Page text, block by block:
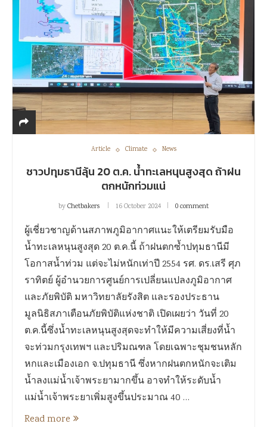
Article Climate News
ชาวปทุมธานีลุ้น 20 ต.ค. น้ำทะเลหนุนสูงสุด ถ้าฝน
ตกหนักท่วมแน่
byChetbakers 16 October 2024 0 comment
ผู้เชี่ยวชาญด้านสภาพภูมิอากาศแนะให้เตรียมรับมือ
น้ำทะเลหนุนสูงสุด 20 ต.ค.นี้ ถ้าฝนตกซ้ำปทุมธานีมี
โอกาสน้ำท่วม แต่จะไม่หนักเท่าปี 2554 รศ. ดร.เสรี ศุภ
ราทิตย์ ผู้อำนวยการศูนย์การเปลี่ยนแปลงภูมิอากาศ
และภัยพิบัติ มหาวิทยาลัยรังสิต และรองประธาน
มูลนิธิสภาเตือนภัยพิบัติแห่งชาติ เปิดเผยว่า วันที่ 20
ต.ค.นี้ซึ่งน้ำทะเลหนุนสูงสุดจะทำให้มีความเสี่ยงที่น้ำ
จะท่วมกรุงเทพฯ และปริมณฑล โดยเฉพาะชุมชนหลัก
หกและเมืองเอก จ.ปทุมธานี ซึ่งหากฝนตกหนักจะเติม
น้ำลงแม่น้ำเจ้าพระยามากขึ้น อาจทำให้ระดับน้ำ
แม่น้ำเจ้าพระยาเพิ่มสูงขึ้นประมาณ 40 …
Read more